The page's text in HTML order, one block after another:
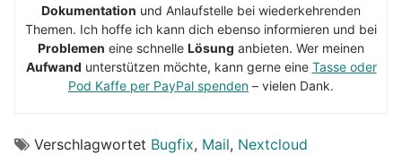
Dokumentation und Anlaufstelle bei wiederkehrenden
Themen. Ich hoffe ich kann dich ebenso informieren und bei
Problemen eine schnelle Lösung anbieten. Wer meinen
Aufwand unterstützen möchte, kann gerne eine Tasse oder
Pod Kaffe per PayPal spenden – vielen Dank.
Verschlagwortet Bugfix, Mail, Nextcloud